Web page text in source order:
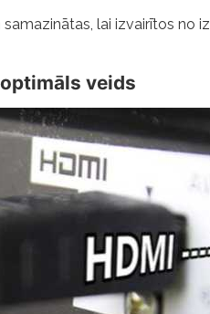
lai izvairītos
veids